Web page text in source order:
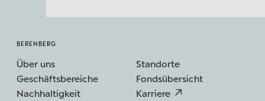
BERENBERG
Über uns
Standorte
Geschäftsbereiche
Fondsübersicht
Nachhaltigkeit
Karriere